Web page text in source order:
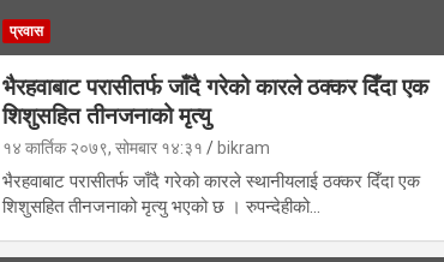
प्रवास
भैरहवाबाट परासीतर्फ जाँदै गरेको कारले ठक्कर दिँदा एक
शिशुसहित तीनजनाको मृत्यु
१४ कार्तिक २०७९, सोमबार १४:३१ bikram
भैरहवाबाट परासीतर्फ जाँदै गरेको कारले स्थानीयलाई ठक्कर दिँदा एक
शिशुसहित तीनजनाको मृत्यु भएको छ । रुपन्देहीको…